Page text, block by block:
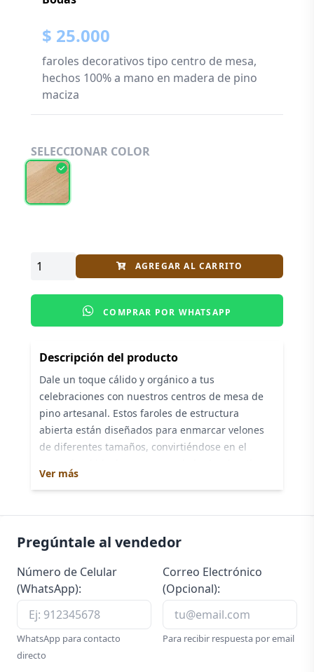
$ 25.000
faroles decorativos tipo centro de mesa,
hechos 100% a mano en madera de pino
maciza
SELECCIONAR COLOR
AGREGAR AL CARRITO
COMPRAR POR WHATSAPP
Descripción del producto
Dale un toque cálido y orgánico a tus
celebraciones con nuestros centros de mesa de
pino artesanal. Estos faroles de estructura
abierta están diseñados para enmarcar velones
de diferentes tamaños, convirtiéndose en el
cenas de gala o simplemente para decorar tu
madera de pino seleccionada, asegurando una
veta limpia y una estructura firme. La madera se
natural que resalta la calidad del material. Al ser
un diseño versátil, funcionan de maravilla tanto
de forma individual como en sets de diferentes
alturas para crear profundidad en la decoración.
Ver más
Pregúntale al vendedor
Número de Celular
(WhatsApp):
WhatsApp para contacto
directo
Correo Electrónico
(Opcional):
Para recibir respuesta por email